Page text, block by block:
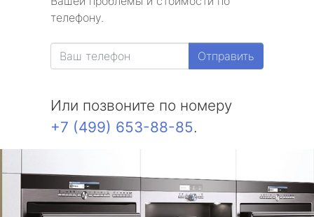
телефону.
Отправить
Или позвоните по номеру
+7 (499) 653-88-85.